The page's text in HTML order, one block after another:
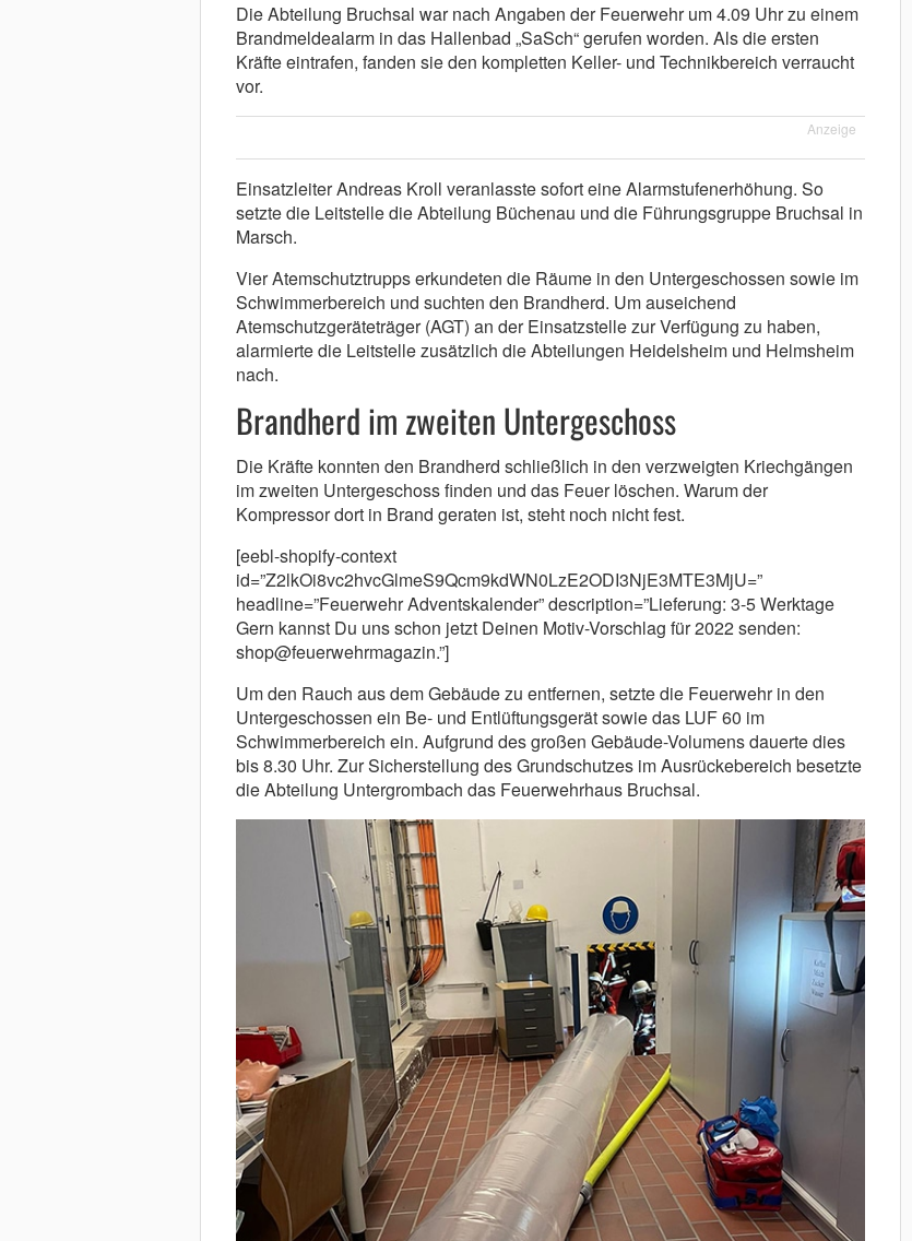
Die Abteilung Bruchsal war nach Angaben der Feuerwehr um 4.09 Uhr zu einem
Brandmeldealarm in das Hallenbad „SaSch“ gerufen worden. Als die ersten
Kräfte eintrafen, fanden sie den kompletten Keller- und Technikbereich verraucht
vor.
Anzeige
Einsatzleiter Andreas Kroll veranlasste sofort eine Alarmstufenerhöhung. So
setzte die Leitstelle die Abteilung Büchenau und die Führungsgruppe Bruchsal in
Marsch.
Vier Atemschutztrupps erkundeten die Räume in den Untergeschossen sowie im
Schwimmerbereich und suchten den Brandherd. Um auseichend
Atemschutzgeräteträger (AGT) an der Einsatzstelle zur Verfügung zu haben,
alarmierte die Leitstelle zusätzlich die Abteilungen Heidelsheim und Helmsheim
nach.
Brandherd im zweiten Untergeschoss
Die Kräfte konnten den Brandherd schließlich in den verzweigten Kriechgängen
im zweiten Untergeschoss finden und das Feuer löschen. Warum der
Kompressor dort in Brand geraten ist, steht noch nicht fest.
[eebl-shopify-context
id=”Z2lkOi8vc2hvcGlmeS9Qcm9kdWN0LzE2ODI3NjE3MTE3MjU=”
headline=”Feuerwehr Adventskalender” description=”Lieferung: 3-5 Werktage
Gern kannst Du uns schon jetzt Deinen Motiv-Vorschlag für 2022 senden:
shop@feuerwehrmagazin.”]
Um den Rauch aus dem Gebäude zu entfernen, setzte die Feuerwehr in den
Untergeschossen ein Be- und Entlüftungsgerät sowie das LUF 60 im
Schwimmerbereich ein. Aufgrund des großen Gebäude-Volumens dauerte dies
bis 8.30 Uhr. Zur Sicherstellung des Grundschutzes im Ausrückebereich besetzte
die Abteilung Untergrombach das Feuerwehrhaus Bruchsal.